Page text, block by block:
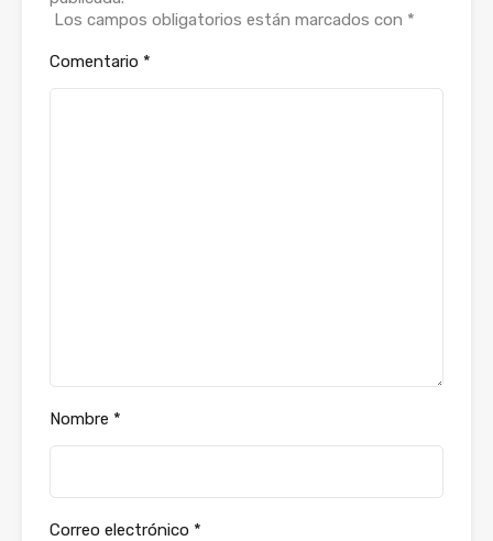
Los campos obligatorios están marcados con *
Comentario *
Nombre *
Correo electrónico *